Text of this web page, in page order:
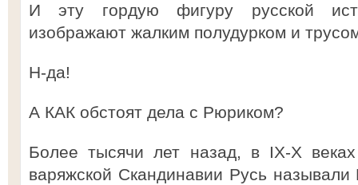
И эту гордую фигуру русской
изображают жалким полудурком и
Н-да!
А КАК обстоят дела с Рюриком?
Более тысячи лет назад, в IX-X
варяжской Скандинавии Русь называли